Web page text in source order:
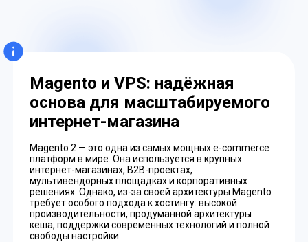
Magento и VPS: надёжная
основа для масштабируемого
интернет-магазина
Magento 2 — это одна из самых мощных e-commerce
платформ в мире. Она используется в крупных
интернет-магазинах, B2B-проектах,
мультивендорных площадках и корпоративных
решениях. Однако, из-за своей архитектуры Magento
требует особого подхода к хостингу: высокой
производительности, продуманной архитектуры
кеша, поддержки современных технологий и полной
свободы настройки.